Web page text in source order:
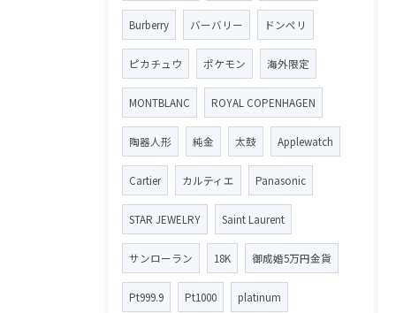
Burberry バーバリー ドンペリ
ピカチュウ ポケモン 海外限定
MONTBLANC ROYAL COPENHAGEN
陶器人形 純金 太鼓 Applewatch
Cartier カルティエ Panasonic
STAR JEWELRY Saint Laurent
サンローラン 18K 御成婚5万円金貨
Pt999.9 Pt1000 platinum